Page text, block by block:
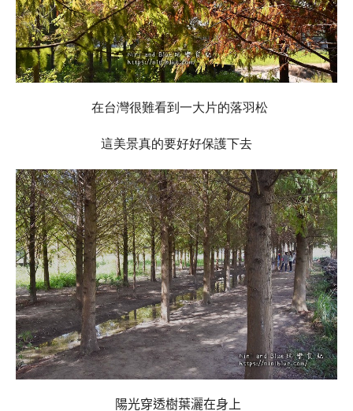
在台灣很難看到一大片的落羽松
這美景真的要好好保護下去
陽光穿透樹葉灑在身上